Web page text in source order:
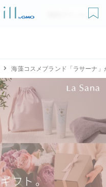
無料ダウンロード
海藻コスメブランド「ラサーナ